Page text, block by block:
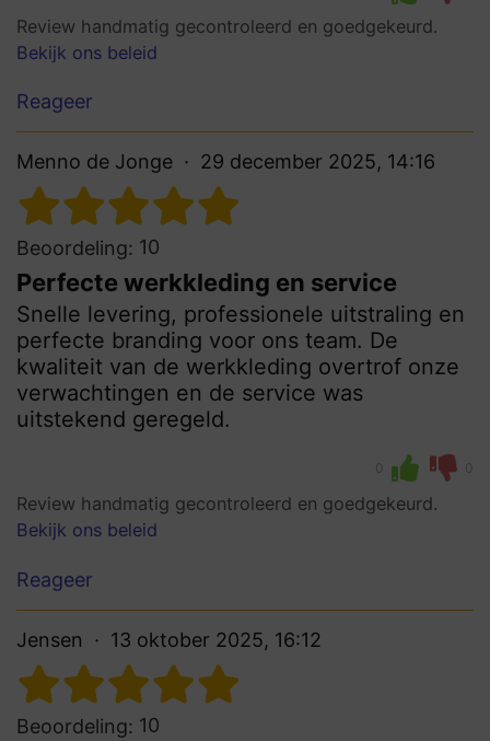
Review handmatig gecontroleerd en goedgekeurd.
Bekijk ons beleid
Reageer
Menno de Jonge 29 december 2025, 14:16
Beoordeling: 10
Perfecte werkkleding en service
Snelle levering, professionele uitstraling en
perfecte branding voor ons team. De
kwaliteit van de werkkleding overtrof onze
verwachtingen en de service was
uitstekend geregeld.
0 0
Review handmatig gecontroleerd en goedgekeurd.
Bekijk ons beleid
Reageer
Jensen 13 oktober 2025, 16:12
Beoordeling: 10